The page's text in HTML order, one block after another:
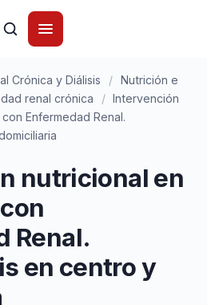
Crónica y Diálisis / Nutrición e
renal crónica
/ Intervención
Enfermedad Renal.
nutricional en
Renal.
en centro y